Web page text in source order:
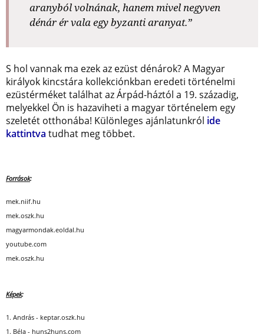
aranyból volnának, hanem mivel negyven
dénár ér vala egy byzanti aranyat.”
S hol vannak ma ezek az ezüst dénárok? A Magyar
királyok kincstára kollekciónkban eredeti történelmi
ezüstérméket találhat az Árpád-háztól a 19. századig,
melyekkel Ön is hazaviheti a magyar történelem egy
szeletét otthonába! Különleges ajánlatunkról ide
kattintva tudhat meg többet.
Források:
mek.niif.hu
mek.oszk.hu
magyarmondak.eoldal.hu
youtube.com
mek.oszk.hu
Képek:
1. András - keptar.oszk.hu
1. Béla - huns2huns.com